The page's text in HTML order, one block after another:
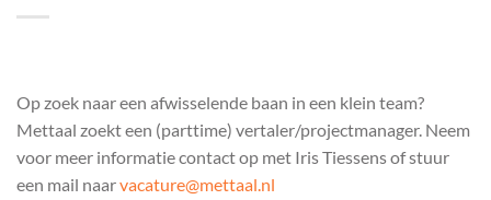
Op zoek naar een afwisselende baan in een klein team?
Mettaal zoekt een (parttime) vertaler/projectmanager. Neem
voor meer informatie contact op met Iris Tiessens of stuur
een mail naarvacature@mettaal.nl